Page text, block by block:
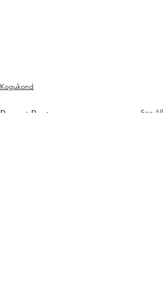
Kogukond
Recent Posts See All